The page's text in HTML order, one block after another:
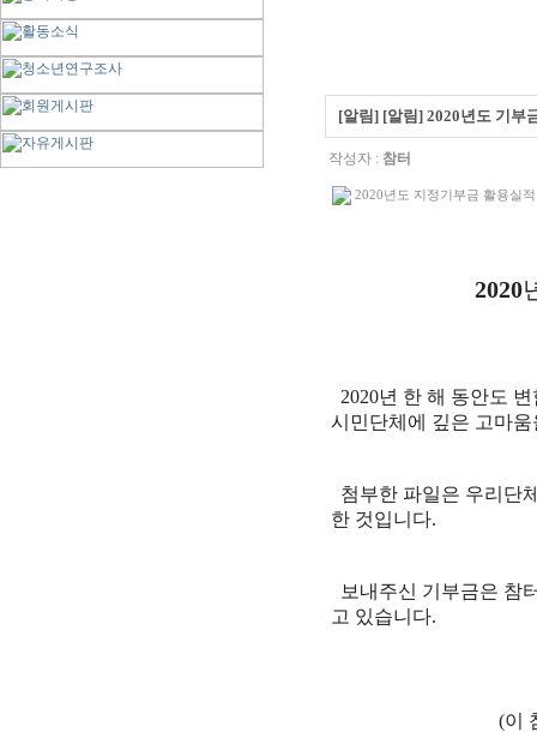
[알림] [알림] 2020년도 기부
작성자 : 참터
2020년도 지정기부금 활용실
2020
2020년 한 해 동안도
시민단체에 깊은 고마
첨부한 파일은 우리단
한 것입니다.
보내주신 기부금은 참
고 있습니다.
(이